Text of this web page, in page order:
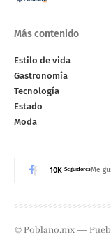
Más contenido
Estilo de vida
Gastronomía
Tecnología
Estado
Moda
10K SeguidoresMe
© Poblano.mx —